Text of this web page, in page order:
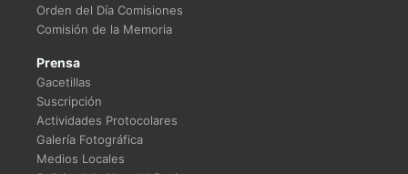
Orden del Día Comisiones
Comisión de la Memoria
Prensa
Gacetillas
Suscripción
Actividades Protocolares
Galería Fotográfica
Medios Locales